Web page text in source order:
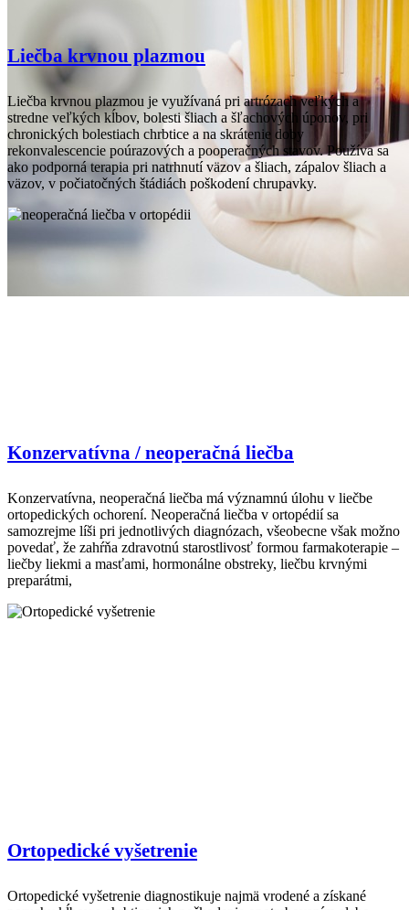
Liečba krvnou plazmou
Liečba krvnou plazmou je využívaná pri artrózach veľkých a
stredne veľkých kĺbov, bolesti šliach a šľachových úponov, pri
chronických bolestiach chrbtice a na skrátenie doby
rekonvalescencie poúrazových a pooperačných stavov. Používa sa
ako podporná terapia pri natrhnutí väzov a šliach, zápalov šliach a
väzov, v počiatočných štádiách poškodení chrupavky.
Konzervatívna / neoperačná liečba
Konzervatívna, neoperačná liečba má významnú úlohu v liečbe
ortopedických ochorení. Neoperačná liečba v ortopédií sa
samozrejme líši pri jednotlivých diagnózach, všeobecne však možno
povedať, že zahŕňa zdravotnú starostlivosť formou farmakoterapie –
liečby liekmi a masťami, hormonálne obstreky, liečbu krvnými
preparátmi,
Ortopedické vyšetrenie
Ortopedické vyšetrenie diagnostikuje najmä vrodené a získané